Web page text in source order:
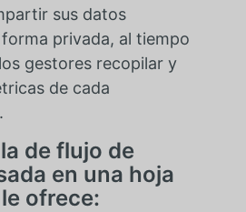
sus datos
privada, al tiempo
gestores recopilar y
de cada
de flujo de
en una hoja
ofrece: